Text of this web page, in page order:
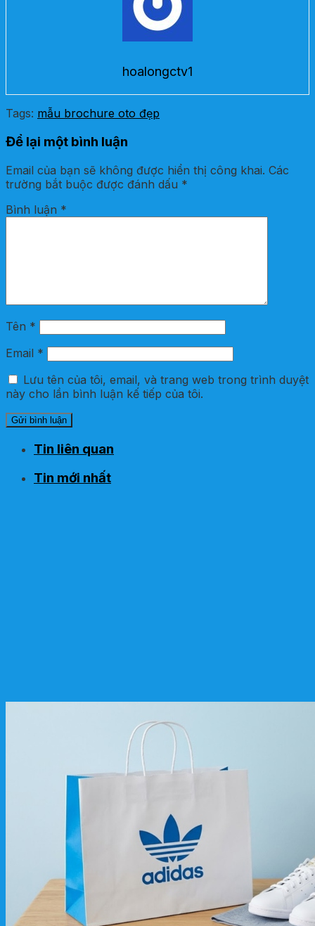
hoalongctv1
Tags: mẫu brochure oto đẹp
Để lại một bình luận
Email của bạn sẽ không được hiển thị công khai. Các
trường bắt buộc được đánh dấu *
Bình luận *
Tên *
Email *
Lưu tên của tôi, email, và trang web trong trình duyệt
này cho lần bình luận kế tiếp của tôi.
Tin liên quan
Tin mới nhất